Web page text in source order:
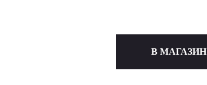
В МАГАЗИН